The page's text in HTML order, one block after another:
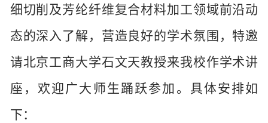
细切削及芳纶纤维复合材料加工领域前沿动
态的深入了解，营造良好的学术氛围，特邀
请北京工商大学石文天教授来我校作学术讲
座，欢迎广大师生踊跃参加。具体安排如
下：